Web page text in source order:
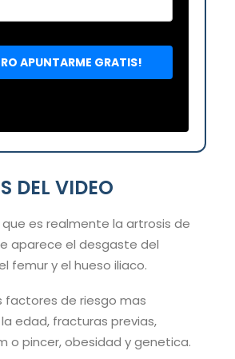
DEL VIDEO
es realmente la artrosis de
aparece el desgaste del
femur y el hueso iliaco.
factores de riesgo mas
edad, fracturas previas,
o pincer, obesidad y genetica.